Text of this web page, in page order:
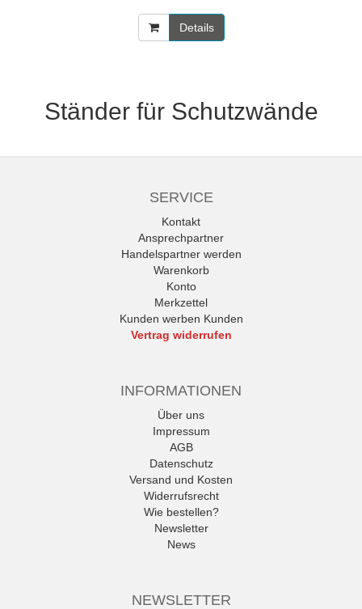
Details
Ständer für Schutzwände
SERVICE
Kontakt
Ansprechpartner
Handelspartner werden
Warenkorb
Konto
Merkzettel
Kunden werben Kunden
Vertrag widerrufen
INFORMATIONEN
Über uns
Impressum
AGB
Datenschutz
Versand und Kosten
Widerrufsrecht
Wie bestellen?
Newsletter
News
NEWSLETTER